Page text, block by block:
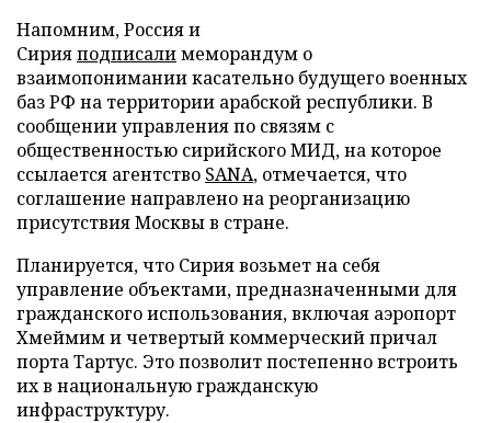
Напомним, Россия и
Сирияподписалимеморандум о
взаимопонимании касательно будущего военных
баз РФ на территории арабской республики. В
сообщении управления по связям с
общественностью сирийского МИД, на которое
ссылается агентство SANA, отмечается, что
соглашение направлено на реорганизацию
присутствия Москвы в стране.
Планируется, что Сирия возьмет на себя
управление объектами, предназначенными для
гражданского использования, включая аэропорт
Хмеймим и четвертый коммерческий причал
порта Тартус. Это позволит постепенно встроить
их в национальную гражданскую
инфраструктуру.